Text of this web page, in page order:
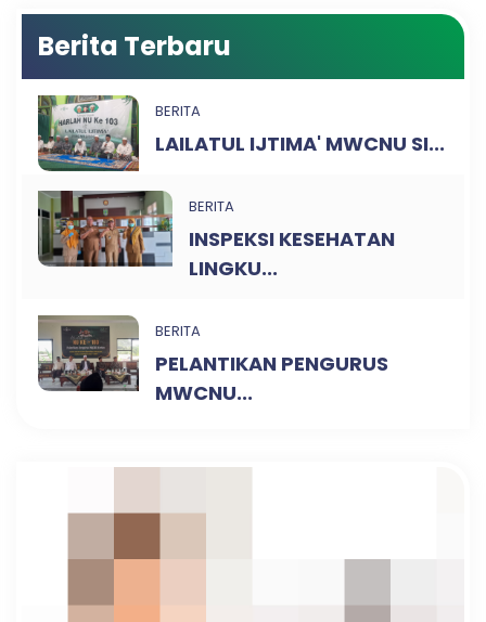
Berita Terbaru
BERITA
LAILATUL IJTIMA' MWCNU SI...
BERITA
INSPEKSI KESEHATAN
LINGKU...
BERITA
PELANTIKAN PENGURUS
MWCNU...